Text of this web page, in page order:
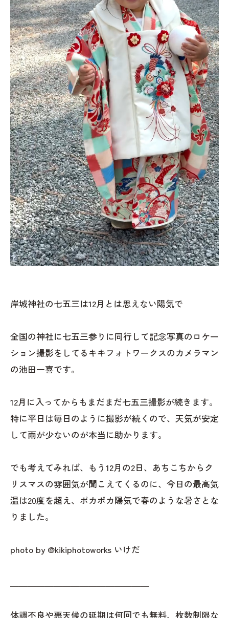
岸城神社の七五三は12月とは思えない陽気で
全国の神社に七五三参りに同行して記念写真のロケー
ション撮影をしてるキキフォトワークスのカメラマン
の池田一喜です。
12月に入ってからもまだまだ七五三撮影が続きます。
特に平日は毎日のように撮影が続くので、天気が安定
して雨が少ないのが本当に助かります。
でも考えてみれば、もう12月の2日、あちこちからク
リスマスの雰囲気が聞こえてくるのに、今日の最高気
温は20度を超え、ポカポカ陽気で春のような暑さとな
りました。
photo by @kikiphotoworks いけだ
体調不良や悪天候の延期は何回でも無料、枚数制限な